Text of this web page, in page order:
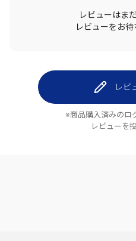
レビューはま
レビューをお待
レビ
※商品購入済みのロ
レビューを